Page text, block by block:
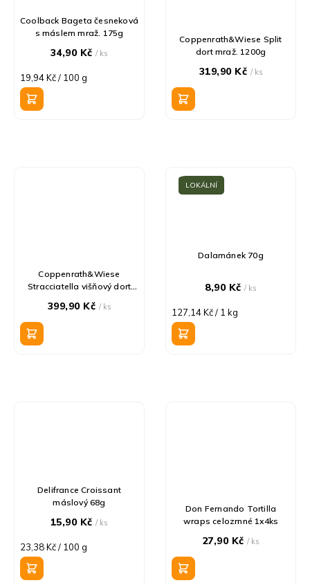
Coolback Bageta česneková
s máslem mraž. 175g
34,90 Kč/ ks
Měrná
cena:
19,94 Kč / 100 g
Coppenrath&Wiese Split
dort mraž. 1200g
319,90 Kč / ks
Coppenrath&Wiese
Stracciatella višňový dort
399,90 Kč / ks
LOKÁLNÍ
Dalamánek 70g
8,90 Kč / ks
Měrná
cena:
127,14 Kč / 1 kg
Delifrance Croissant
máslový 68g
15,90 Kč/ ks
Měrná
cena:
23,38 Kč / 100 g
Don Fernando Tortilla
wraps celozrnné 1x4ks
27,90 Kč/ ks